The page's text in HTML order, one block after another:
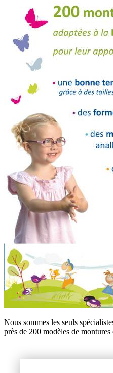
Nous sommes les seuls
près de 200 modèles de